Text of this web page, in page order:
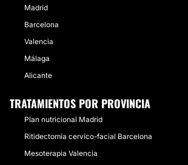
Madrid
Barcelona
Valencia
Málaga
Alicante
TRATAMIENTOS POR PROVINCIA
Plan nutricional Madrid
Ritidectomía cervico-facial Barcelona
Mesoterapia Valencia